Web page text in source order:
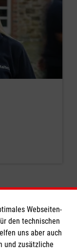
Webseiten-
den technischen
uns aber auch
und zusätzliche